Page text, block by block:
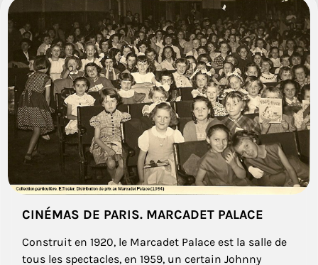
CINÉMAS DE PARIS. MARCADET PALACE
Construit en 1920, le Marcadet Palace est la salle de
tous les spectacles, en 1959, un certain Johnny